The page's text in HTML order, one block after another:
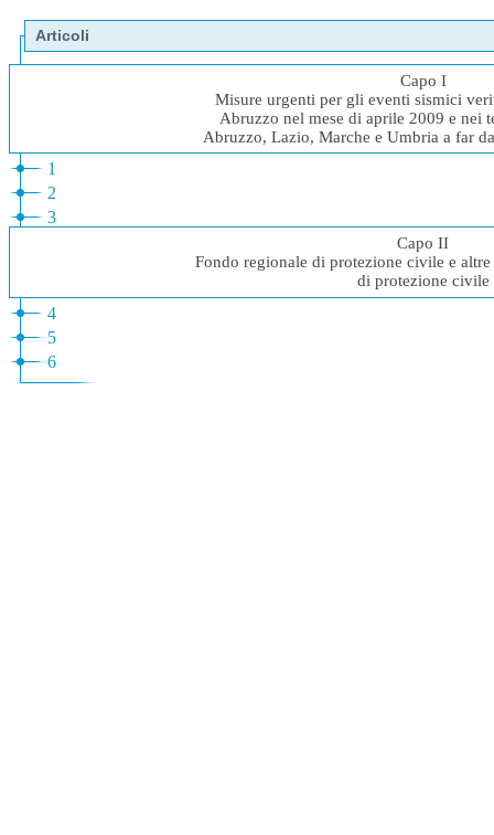
Articoli
Capo I
Misure urgenti per gli eventi sismici
Abruzzo nel mese di aprile 2009 e nei
Abruzzo, Lazio, Marche e Umbria a far
1
2
3
Capo II
Fondo regionale di protezione civile e
di protezione civile
4
5
6